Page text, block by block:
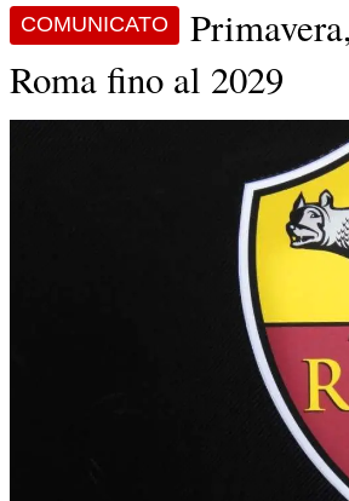
COMUNICATO
Roma fino al 2029